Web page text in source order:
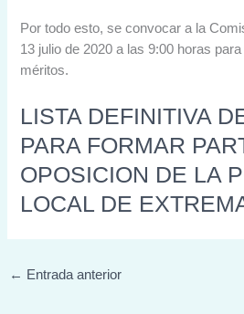
Por todo esto, se convocar a la
13 julio de 2020 a las 9:00 horas
méritos.
LISTA DEFINITIVA
PARA FORMAR
OPOSICION DE LA
LOCAL DE
← Entrada anterior